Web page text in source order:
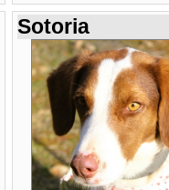
Sotoria